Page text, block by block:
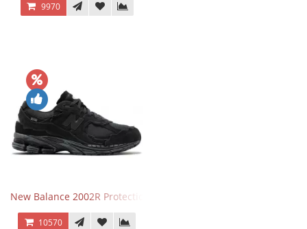
9970
New Balance 2002R Protection Phantom Black
10570